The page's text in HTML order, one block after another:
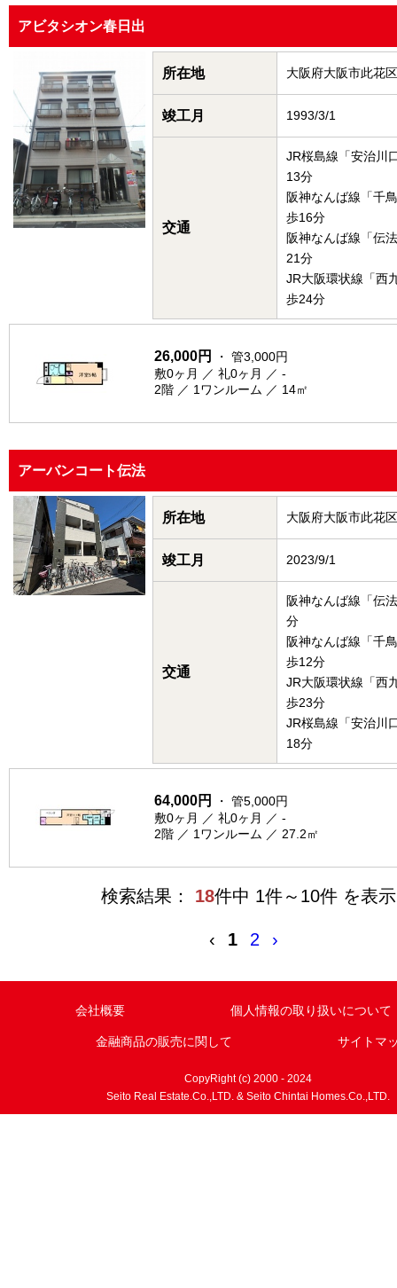
アビタシオン春日出
所在地 大阪府大阪市此花
竣工月 1993/3/1
交通
JR桜島線「安治川
13分
阪神なんば線「千
歩16分
阪神なんば線「伝
21分
JR大阪環状線「西
歩24分
26,000円
・ 管3,000円
敷0ヶ月 ／ 礼0ヶ月 ／ -
2階 ／ 1ワンルーム ／ 14㎡
アーバンコート伝法
所在地 大阪府大阪市此花
竣工月 2023/9/1
交通
阪神なんば線「伝
分
阪神なんば線「千
歩12分
JR大阪環状線「西
歩23分
JR桜島線「安治川
18分
64,000円
・ 管5,000円
敷0ヶ月 ／ 礼0ヶ月 ／ -
2階 ／ 1ワンルーム ／ 27.2㎡
検索結果： 18件中 1件～10件 を表示
‹ 1 2 ›
会社概要 個人情報の取り扱いについて
金融商品の販売に関して サイトマ
CopyRight (c) 2000 - 2024
Seito Real Estate.Co.,LTD. & Seito Chintai Homes.Co.,LTD.